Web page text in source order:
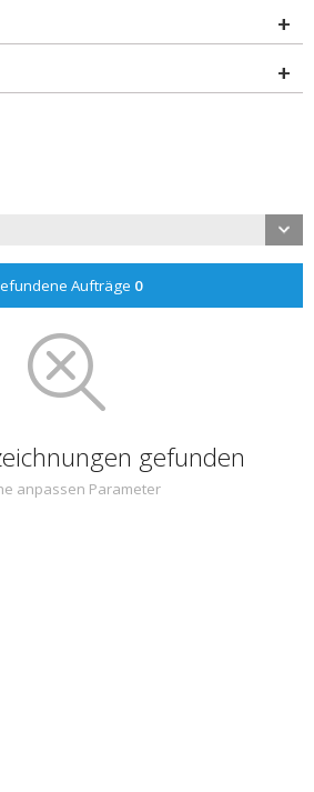
Aufträge 0
gefunden
anpassen Parameter